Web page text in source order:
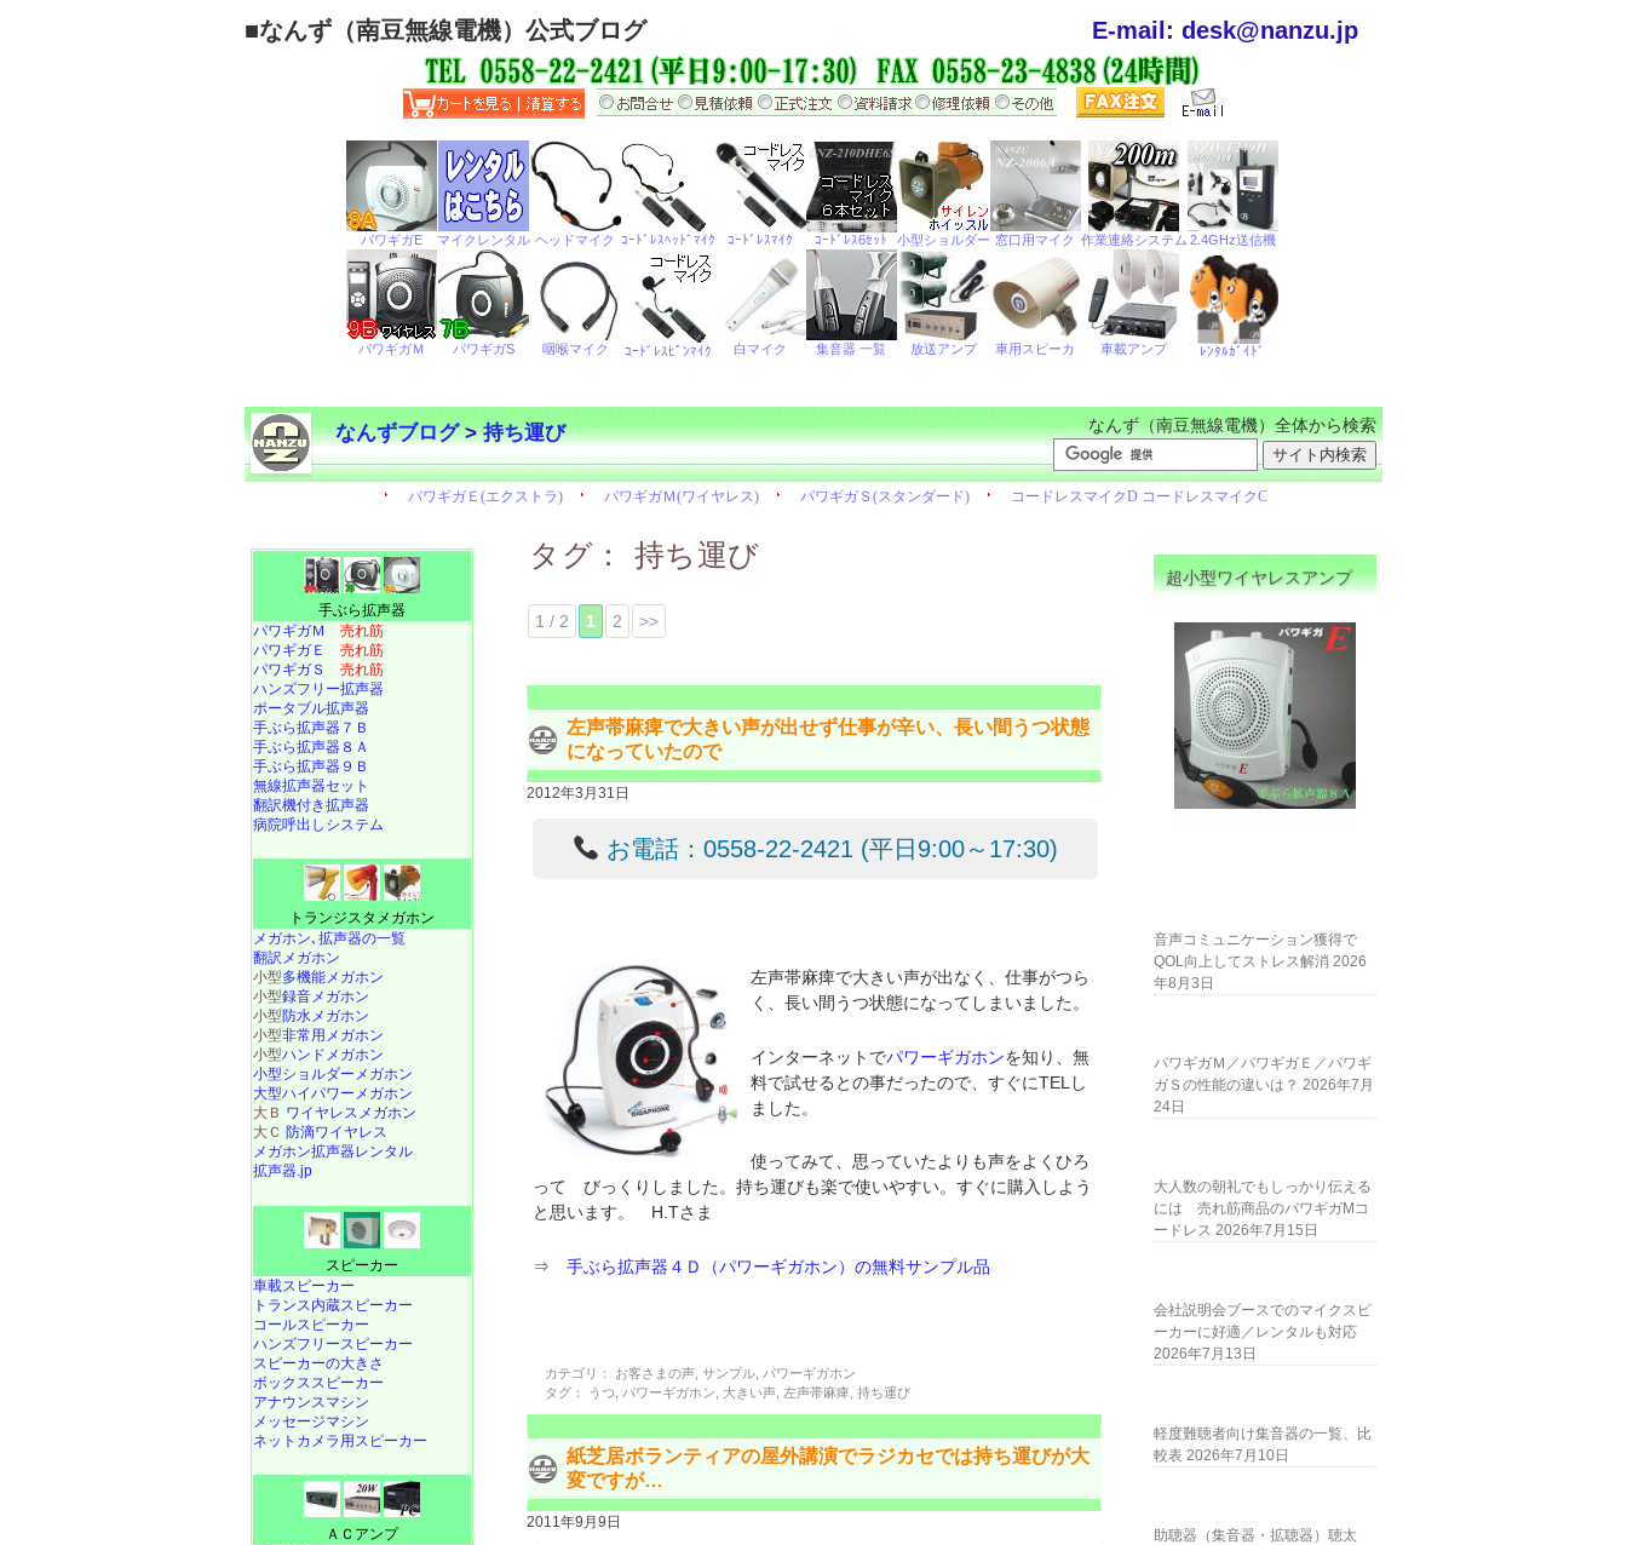
■なんず（南豆無線電機）公式ブログ E-mail: desk@nanzu.jp
なんずブログ>持ち運び なんず（南豆無線電機）全体から検索
タグ： 持ち運び
1 / 2 1 2 >>
左声帯麻痺で大きい声が出せず仕事が辛い、長い間うつ状態
になっていたので
2012年3月31日
お電話：0558-22-2421 (平日9:00～17:30)
左声帯麻痺で大きい声が出なく、仕事がつら
く、長い間うつ状態になってしまいました。
インターネットでパワーギガホンを知り、無
料で試せるとの事だったので、すぐにTELし
ました。
使ってみて、思っていたよりも声をよくひろ
って びっくりしました。持ち運びも楽で使いやすい。すぐに購入しよう
と思います。 H.Tさま
⇒手ぶら拡声器４Ｄ（パワーギガホン）の無料サンプル品
カテゴリ： お客さまの声 サンプル パワーギガホン
タグ：
うつ パワーギガホン 大きい声 左声帯麻痺 ,持ち運び
紙芝居ボランティアの屋外講演でラジカセでは持ち運びが大
変ですが…
2011年9月9日
手ぶら拡声器
パワギガＭ 売れ筋
パワギガＥ 売れ筋
パワギガＳ 売れ筋
ハンズフリー拡声器
ポータブル拡声器
手ぶら拡声器７Ｂ
手ぶら拡声器８Ａ
手ぶら拡声器９Ｂ
無線拡声器セット
翻訳機付き拡声器
病院呼出しシステム
トランジスタメガホン
メガホン､拡声器の一覧
翻訳メガホン
小型多機能メガホン
小型録音メガホン
小型防水メガホン
小型非常用メガホン
小型ハンドメガホン
小型ショルダーメガホン
大型ハイパワーメガホン
大Ｂ ワイヤレスメガホン
大Ｃ 防滴ワイヤレス
メガホン拡声器レンタル
拡声器.jp
スピーカー
車載スピーカー
トランス内蔵スピーカー
コールスピーカー
ハンズフリースピーカー
スピーカーの大きさ
ボックススピーカー
アナウンスマシン
メッセージマシン
ネットカメラ用スピーカー
ＡＣアンプ
超小型ワイヤレスアンプ
音声コミュニケーション獲得で
QOL向上してストレス解消 2026
年8月3日
パワギガＭ／パワギガＥ／パワギ
ガＳの性能の違いは？ 2026年7月
24日
大人数の朝礼でもしっかり伝える
には 売れ筋商品のパワギガMコ
ードレス 2026年7月15日
会社説明会ブースでのマイクスピ
ーカーに好適／レンタルも対応
2026年7月13日
軽度難聴者向け集音器の一覧、比
較表 2026年7月10日
助聴器（集音器・拡聴器）聴太